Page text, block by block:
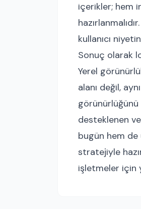
içerikler; hem
kullanıcı
Sonuç olarak
Yerel
alanı değil,
görünürlüğünü
desteklenen
bugün hem de
stratejiyle
işletmeler için